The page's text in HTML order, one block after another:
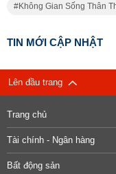
Không Gian Sống Thân
TIN MỚI CẬP NHẬT
Lên đầu trang
Trang chủ
Tài chính - Ngân hàng
Bất động sản